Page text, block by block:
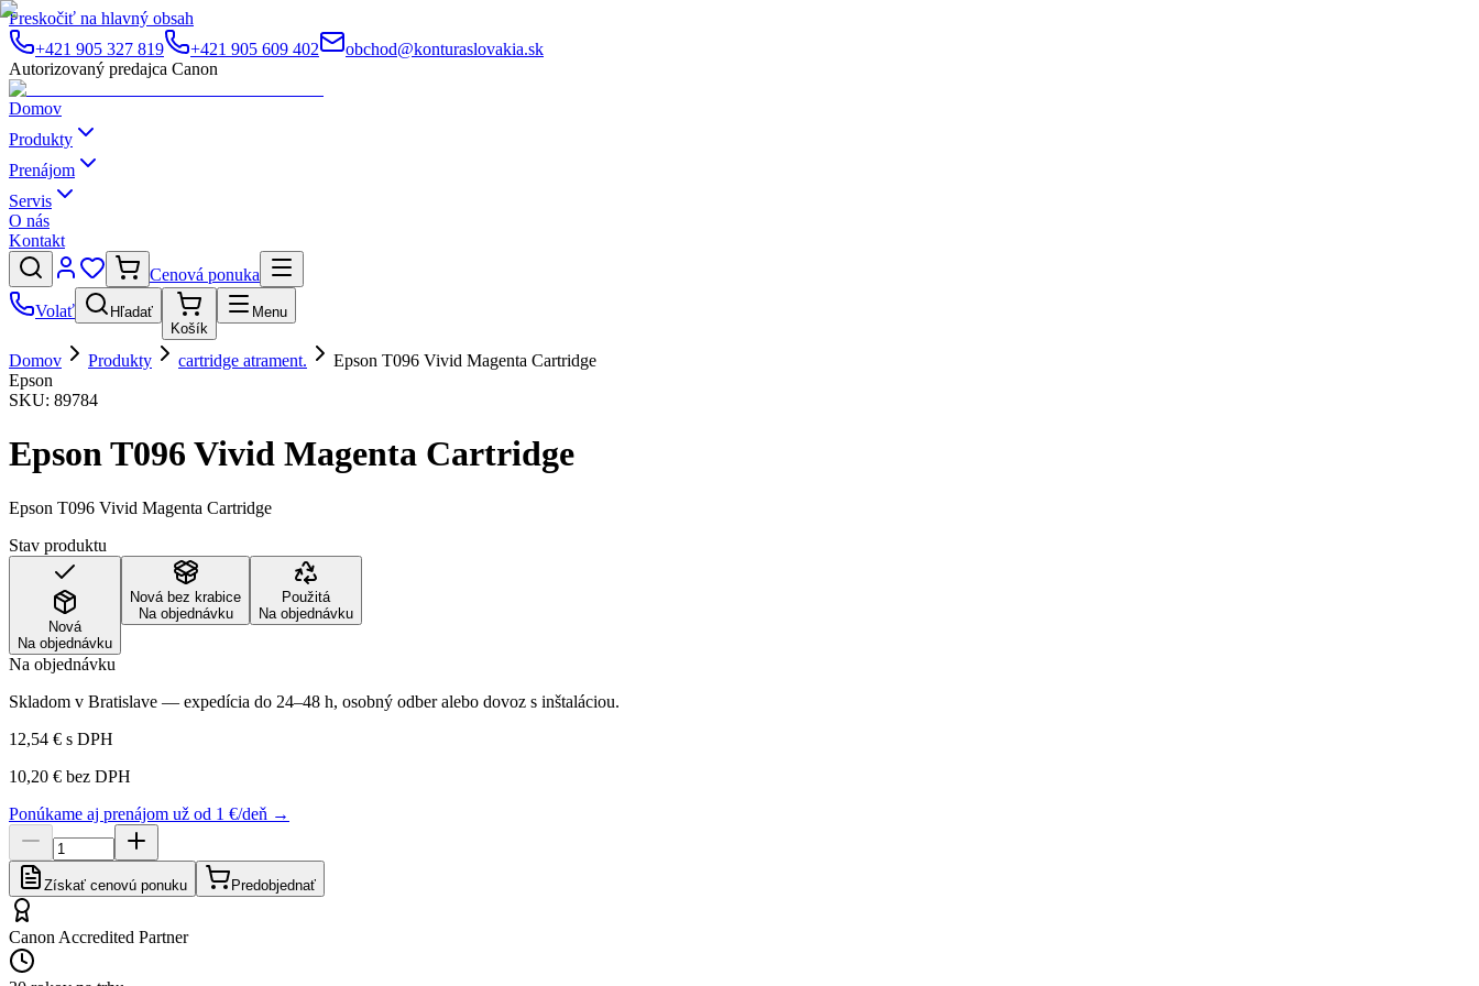
Preskočiť na hlavný obsah
+421 905 327 819
+421 905 609 402
obchod@konturaslovakia.sk
Autorizovaný predajca Canon
Domov
Produkty
Prenájom
Servis
O nás
Kontakt
Cenová ponuka
Volať
Hľadať
Košík
Menu
Domov Produkty cartridge atrament.
Epson T096 Vivid Magenta Cartridge
Epson
SKU: 89784
Epson T096 Vivid Magenta Cartridge
Epson T096 Vivid Magenta Cartridge
Stav produktu
Nová
Na objednávku
Nová bez krabice
Na objednávku
Použitá
Na objednávku
Na objednávku
Skladom v Bratislave — expedícia do 24–48 h, osobný odber alebo dovoz s inštaláciou.
12,54 € s DPH
10,20 € bez DPH
Ponúkame aj prenájom už od 1 €/deň →
Získať cenovú ponuku Predobjednať
Canon Accredited Partner